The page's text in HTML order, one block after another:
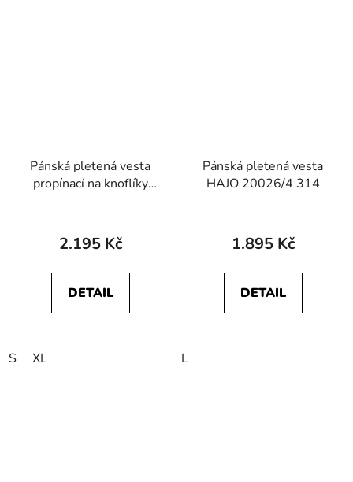
Pánská pletená vesta
propínací na knoflíky
2.195 Kč
DETAIL
S XL
Pánská pletená vesta
HAJO 20026/4 314
1.895 Kč
DETAIL
L